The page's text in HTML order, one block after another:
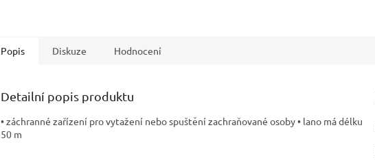
Popis Diskuze Hodnocení
Detailní popis produktu
• záchranné zařízení pro vytažení nebo spuštění zachraňované osoby • lano má délku
50 m